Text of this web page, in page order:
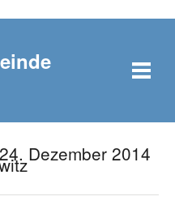
Dezember 2014